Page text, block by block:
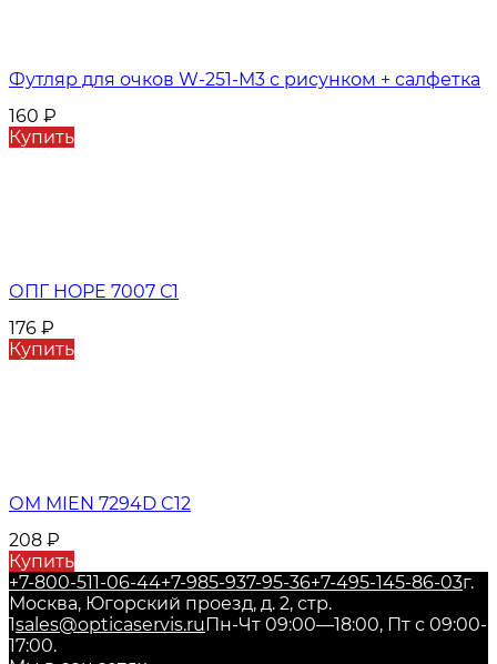
Футляр для очков W-251-M3 с рисунком + салфетка
160 ₽
Купить
ОПГ HOPE 7007 С1
176 ₽
Купить
ОМ MIEN 7294D C12
208 ₽
Купить
+7-800-511-06-44+7-985-937-95-36+7-495-145-86-03г.
Москва, Югорский проезд, д. 2, стр.
1sales@opticaservis.ruПн-Чт 09:00—18:00, Пт с 09:00-
17:00.